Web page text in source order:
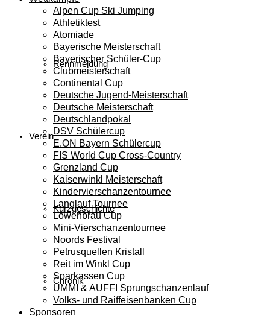
Rennmeldung
Verein
Kurzgeschichte
Chronik
Alpen Cup Ski Jumping
Athletiktest
Atomiade
Bayerische Meisterschaft
Bayerischer Schüler-Cup
Clubmeisterschaft
Continental Cup
Deutsche Jugend-Meisterschaft
Deutsche Meisterschaft
Deutschlandpokal
DSV Schülercup
E.ON Bayern Schülercup
FIS World Cup Cross-Country
Grenzland Cup
Kaiserwinkl Meisterschaft
Kindervierschanzentournee
Langlauf Tournee
Löwenbräu Cup
Mini-Vierschanzentournee
Noords Festival
Petrusquellen Kristall
Reit im Winkl Cup
Sparkassen Cup
UMMI & AUFFI Sprungschanzenlauf
Volks- und Raiffeisenbanken Cup
Sponsoren